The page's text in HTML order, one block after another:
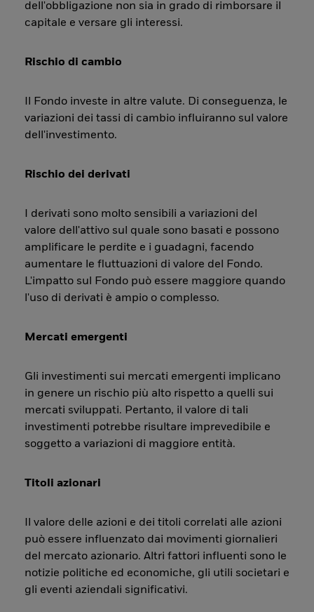
dell'obbligazione non sia in grado di rimborsare il
capitale e versare gli interessi.
Rischio di cambio
Il Fondo investe in altre valute. Di conseguenza, le
variazioni dei tassi di cambio influiranno sul valore
dell'investimento.
Rischio dei derivati
I derivati sono molto sensibili a variazioni del
valore dell'attivo sul quale sono basati e possono
amplificare le perdite e i guadagni, facendo
aumentare le fluttuazioni di valore del Fondo.
L'impatto sul Fondo può essere maggiore quando
l'uso di derivati è ampio o complesso.
Mercati emergenti
Gli investimenti sui mercati emergenti implicano
in genere un rischio più alto rispetto a quelli sui
mercati sviluppati. Pertanto, il valore di tali
investimenti potrebbe risultare imprevedibile e
soggetto a variazioni di maggiore entità.
Titoli azionari
Il valore delle azioni e dei titoli correlati alle azioni
può essere influenzato dai movimenti giornalieri
del mercato azionario. Altri fattori influenti sono le
notizie politiche ed economiche, gli utili societari e
gli eventi aziendali significativi.